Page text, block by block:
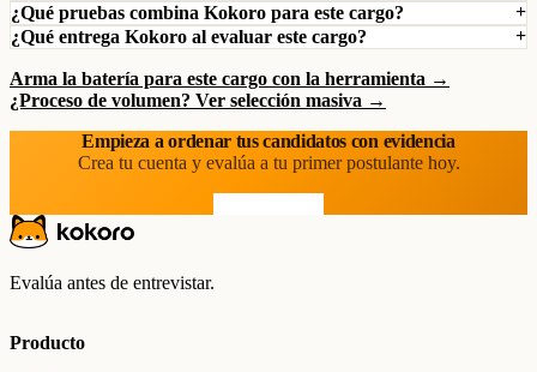
¿Qué pruebas combina Kokoro para este cargo?
¿Qué entrega Kokoro al evaluar este cargo?
Arma la batería para este cargo con la herramienta →
¿Proceso de volumen? Ver selección masiva →
Empieza a ordenar tus candidatos con evidencia
Crea tu cuenta y evalúa a tu primer postulante hoy.
Evalúa antes de entrevistar.
Producto